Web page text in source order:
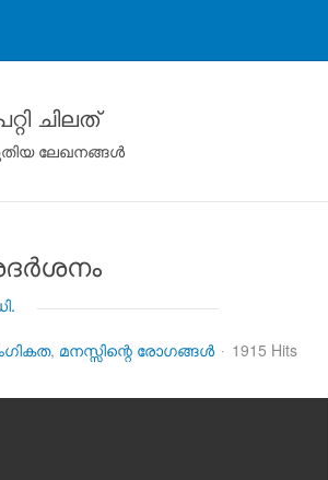
ചിലത്
ലേഖനങ്ങള്‍
മനസ്സിന്റെ രോഗങ്ങള്‍ 1915 Hits